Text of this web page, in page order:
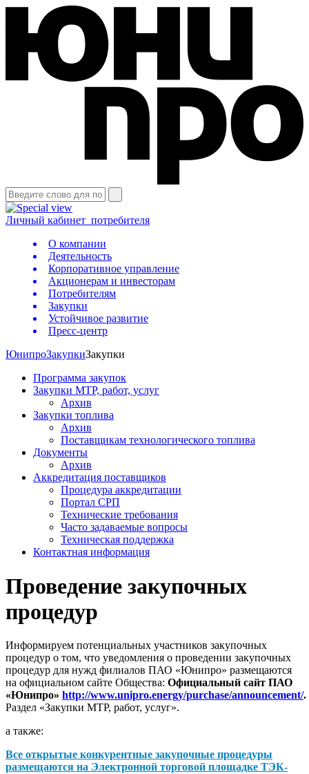
Личный кабинет потребителя
О компании
Деятельность
Корпоративное управление
Акционерам и инвесторам
Потребителям
Закупки
Устойчивое развитие
Пресс-центр
ЮнипроЗакупкиЗакупки
Программа закупок
Закупки МТР, работ, услуг
Архив
Закупки топлива
Архив
Поставщикам технологического топлива
Документы
Архив
Аккредитация поставщиков
Процедура аккредитации
Портал СРП
Технические требования
Часто задаваемые вопросы
Техническая поддержка
Контактная информация
Проведение закупочных
процедур
Информируем потенциальных участников закупочных
процедур о том, что уведомления о проведении закупочных
процедур для нужд филиалов ПАО «Юнипро» размещаются
на официальном сайте Общества: Официальный сайт ПАО
«Юнипро» http://www.unipro.energy/purchase/announcement/.
Раздел «Закупки МТР, работ, услуг».
а также:
Все открытые конкурентные закупочные процедуры
размещаются на Электронной торговой площадке ТЭК-